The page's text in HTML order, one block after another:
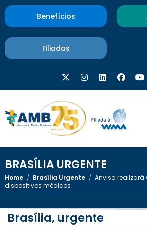
Benefícios
Filiadas
BRASÍLIA URGENTE
Home / Brasília Urgente / Anvisa realizará
dispositivos médicos
Brasília, urgente